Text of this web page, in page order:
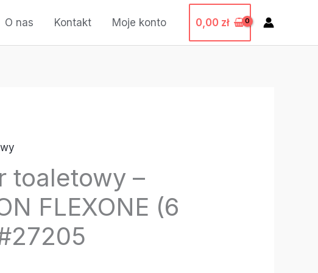
O nas Kontakt Moje konto 0,00 zł
toaletowy –
FLEXONE (6